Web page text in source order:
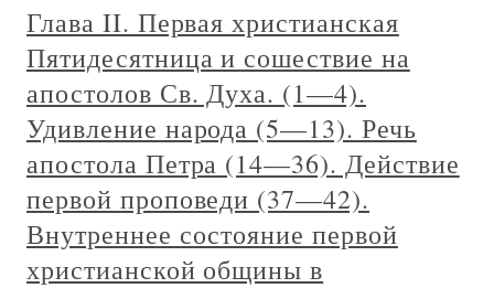
Глава II. Первая христианская
Пятидесятница и сошествие на
апостолов Св. Духа. (1—4).
Удивление народа (5—13). Речь
апостола Петра (14—36). Действие
первой проповеди (37—42).
Внутреннее состояние первой
христианской общины в